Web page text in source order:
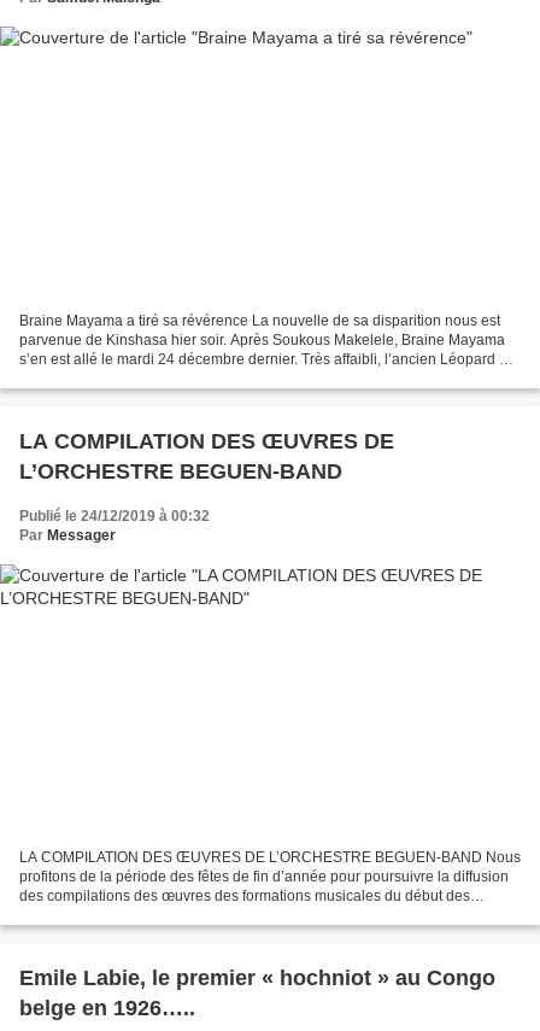
Braine Mayama a tiré sa révérence La nouvelle de sa disparition nous est
parvenue de Kinshasa hier soir. Après Soukous Makelele, Braine Mayama
s’en est allé le mardi 24 décembre dernier. Très affaibli, l’ancien Léopard est
LA COMPILATION DES ŒUVRES DE
L’ORCHESTRE BEGUEN-BAND
Publié le 24/12/2019 à 00:32
Par Messager
LA COMPILATION DES ŒUVRES DE L’ORCHESTRE BEGUEN-BAND Nous
profitons de la période des fêtes de fin d’année pour poursuivre la diffusion
des compilations des œuvres des formations musicales du début des
Emile Labie, le premier « hochniot » au Congo
belge en 1926…..